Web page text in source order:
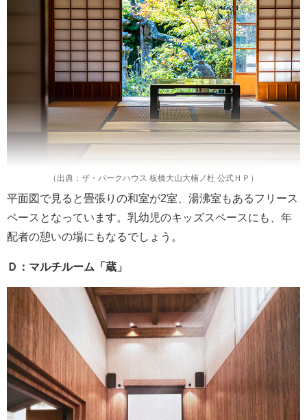
（出典：ザ・パークハウス 板橋大山大楠ノ杜 公式ＨＰ）
平面図で見ると畳張りの和室が2室、湯沸室もあるフリース
ペースとなっています。乳幼児のキッズスペースにも、年
配者の憩いの場にもなるでしょう。
Ｄ：マルチルーム「蔵」